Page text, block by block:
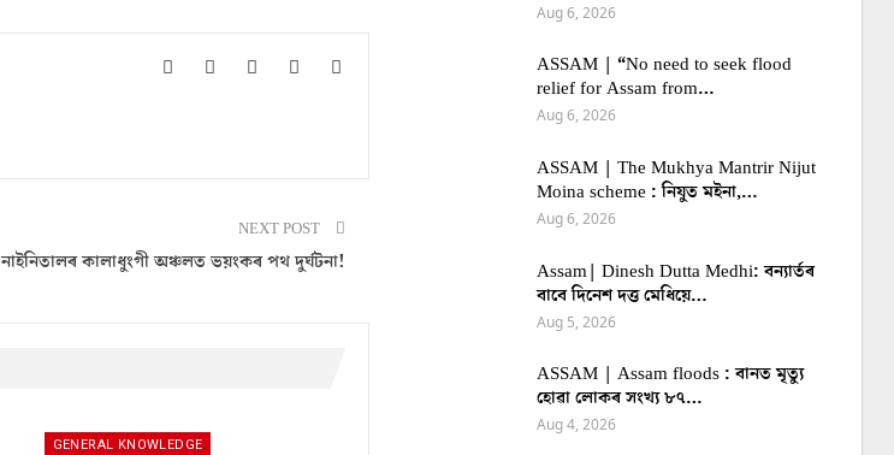
NEXT POST
নাইনিতালৰ কালাধুংগী অঞ্চলত ভয়ংকৰ পথ দুৰ্ঘটনা!
GENERAL KNOWLEDGE
Aug 6, 2026
ASSAM | “No need to seek flood
relief for Assam from…
Aug 6, 2026
ASSAM | The Mukhya Mantrir Nijut
Moina scheme : নিযুত মইনা,…
Aug 6, 2026
Assam| Dinesh Dutta Medhi: বন্যাৰ্তৰ
বাবে দিনেশ দত্ত মেধিয়ে…
Aug 5, 2026
ASSAM | Assam floods : বানত মৃত্যু
হোৱা লোকৰ সংখ্য ৮৭…
Aug 4, 2026